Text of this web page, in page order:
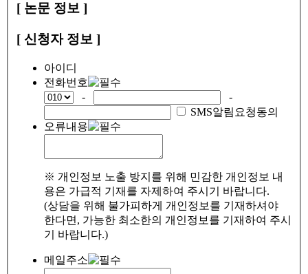
[ 논문 정보 ]
[ 신청자 정보 ]
아이디
전화번호
-
-
SMS알림요청동의
오류내용
※ 개인정보 노출 방지를 위해 민감한 개인정보 내
용은 가급적 기재를 자제하여 주시기 바랍니다.
(상담을 위해 불가피하게 개인정보를 기재하셔야
한다면, 가능한 최소한의 개인정보를 기재하여 주시
기 바랍니다.)
메일주소